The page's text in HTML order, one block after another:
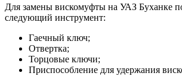
Для замены вискомуфты на УАЗ Буханке
следующий инструмент:
Гаечный ключ;
Отвертка;
Торцовые ключи;
Приспособление для удержания